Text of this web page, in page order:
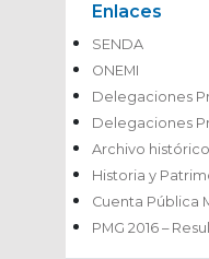
Enlaces
SENDA
ONEMI
Delegaciones
Delegaciones
Archivo histórico
Historia y
Cuenta Pública
PMG 2016 –